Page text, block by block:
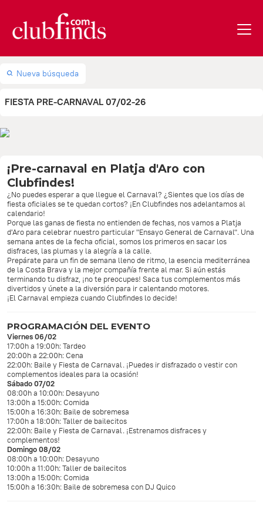
Nueva búsqueda
FIESTA PRE-CARNAVAL 07/02-26
¡Pre-carnaval en Platja d'Aro con
Clubfindes!
¿No puedes esperar a que llegue el Carnaval? ¿Sientes que los días de
fiesta oficiales se te quedan cortos? ¡En Clubfindes nos adelantamos al
calendario!
Porque las ganas de fiesta no entienden de fechas, nos vamos a Platja
d'Aro para celebrar nuestro particular "Ensayo General de Carnaval". Una
semana antes de la fecha oficial, somos los primeros en sacar los
disfraces, las plumas y la alegría a la calle.
Prepárate para un fin de semana lleno de ritmo, la esencia mediterránea
de la Costa Brava y la mejor compañía frente al mar. Si aún estás
terminando tu disfraz, ¡no te preocupes! Saca tus complementos más
divertidos y únete a la diversión para ir calentando motores.
¡El Carnaval empieza cuando Clubfindes lo decide!
PROGRAMACIÓN DEL EVENTO
Viernes 06/02
17:00h a 19:00h: Tardeo
20:00h a 22:00h: Cena
22:00h: Baile y Fiesta de Carnaval. ¡Puedes ir disfrazado o vestir con
complementos ideales para la ocasión!
Sábado 07/02
08:00h a 10:00h: Desayuno
13:00h a 15:00h: Comida
15:00h a 16:30h: Baile de sobremesa
17:00h a 18:00h: Taller de bailecitos
22:00h: Baile y Fiesta de Carnaval. ¡Estrenamos disfraces y
complementos!
Domingo 08/02
08:00h a 10:00h: Desayuno
10:00h a 11:00h: Taller de bailecitos
13:00h a 15:00h: Comida
15:00h a 16:30h: Baile de sobremesa con DJ Quico